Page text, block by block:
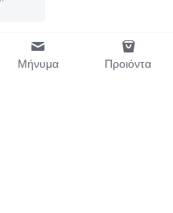
Μήνυμα Προιόντα